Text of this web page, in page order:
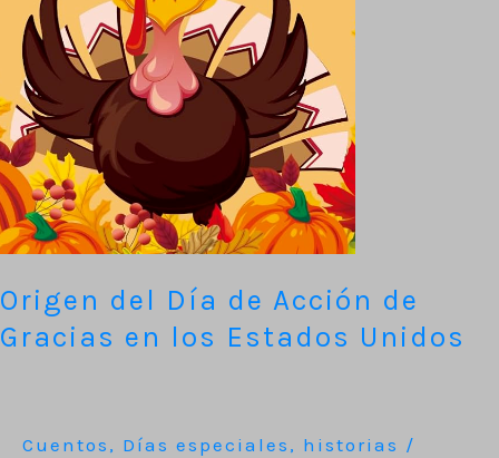
Origen del Día de Acción de
Gracias en los Estados Unidos
Cuentos , Días especiales , historias /
Gracias
en
los
Estados
Unidos